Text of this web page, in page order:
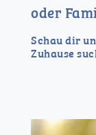
oder
Schau dir
Zuhause